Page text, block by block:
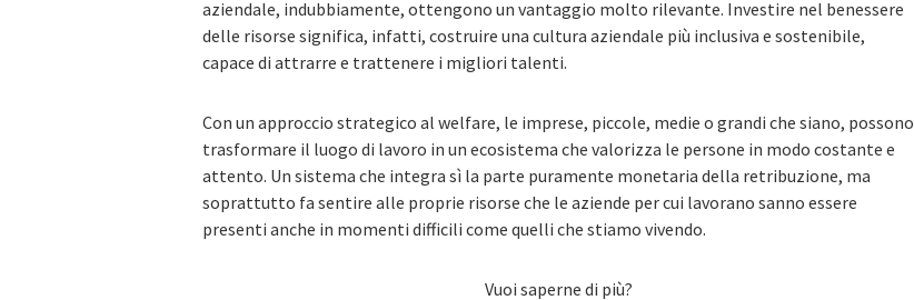
aziendale, indubbiamente, ottengono un vantaggio molto rilevante. Investire nel benessere
delle risorse significa, infatti, costruire una cultura aziendale più inclusiva e sostenibile,
capace di attrarre e trattenere i migliori talenti.
Con un approccio strategico al welfare, le imprese, piccole, medie o grandi che siano, possono
trasformare il luogo di lavoro in un ecosistema che valorizza le persone in modo costante e
attento. Un sistema che integra sì la parte puramente monetaria della retribuzione, ma
soprattutto fa sentire alle proprie risorse che le aziende per cui lavorano sanno essere
presenti anche in momenti difficili come quelli che stiamo vivendo.
Vuoi saperne di più?